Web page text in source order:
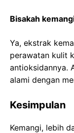
Bisakah
Ya, ekstrak
perawatan kulit
antioksidannya.
alami dengan
Kesimpulan
Kemangi, lebih